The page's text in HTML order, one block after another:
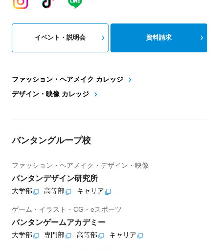
ファッション・ヘアメイク カレッジ
デザイン・映像 カレッジ
イベント・説明会 資料請求
バンタングループ校
ファッション・ヘアメイク・デザイン・映像
バンタンデザイン研究所
大学部 高等部 キャリア
ゲーム・イラスト・CG・eスポーツ
バンタンゲームアカデミー
大学部 専門部 高等部 キャリア